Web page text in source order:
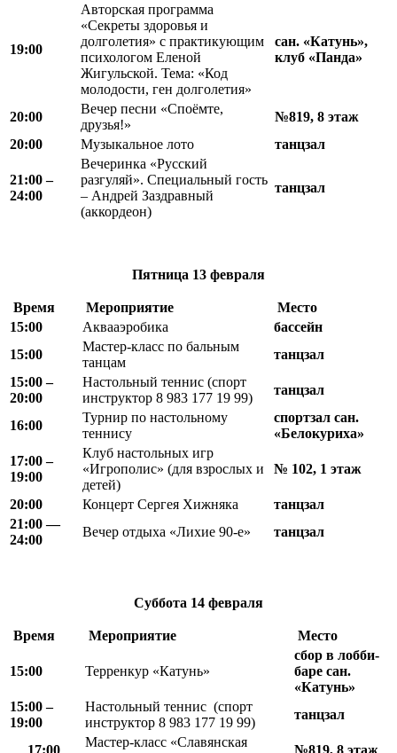
19:00
Авторская программа
«Секреты здоровья и
долголетия» с практикующим
психологом Еленой
Жигульской. Тема: «Код
молодости, ген долголетия»
сан. «Катунь»,
клуб «Панда»
20:00
Вечер песни «Споёмте,
друзья!»
№819, 8 этаж
20:00
Музыкальное лото танцзал
21:00 –
24:00
Вечеринка «Русский
разгуляй». Специальный гость
– Андрей Заздравный
(аккордеон)
танцзал
Пятница 13 февраля
Время Мероприятие
Место
15:00
Аквааэробика
бассейн
15:00
Мастер-класс по бальным
танцам
танцзал
15:00 –
20:00
Настольный теннис (спорт
инструктор 8 983 177 19 99)
танцзал
16:00
Турнир по настольному
теннису
спортзал сан.
«Белокуриха»
17:00 –
19:00
Клуб настольных игр
«Игрополис» (для взрослых и
детей)
№ 102, 1 этаж
20:00 Концерт Сергея Хижняка
танцзал
21:00 —
24:00
Вечер отдыха «Лихие 90-е» танцзал
Суббота 14 февраля
Время Мероприятие Место
15:00 Терренкур «Катунь»
сбор в лобби-
баре сан.
«Катунь»
15:00 –
19:00
Настольный теннис (спорт
инструктор 8 983 177 19 99)
танцзал
17:00
Мастер-класс «Славянская
№819, 8 этаж